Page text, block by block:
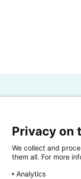
Privacy on
We collect and
them all. For more
Analytics